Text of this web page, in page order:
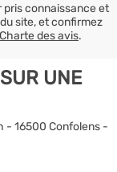
pris connaissance et
du site, et confirmez
Charte des avis.
UNE
- 16500 Confolens -